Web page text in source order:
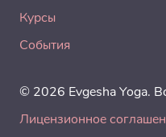
Курсы
События
© 2026 Evgesha Yoga.
Лицензионное